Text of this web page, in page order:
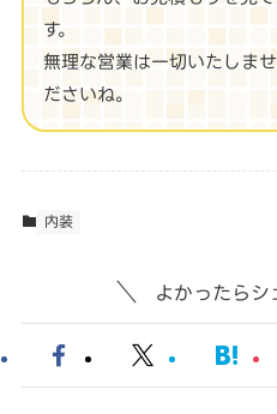
す。
無理な営業は一切いたしま
ださいね。
内装
よかったらシ